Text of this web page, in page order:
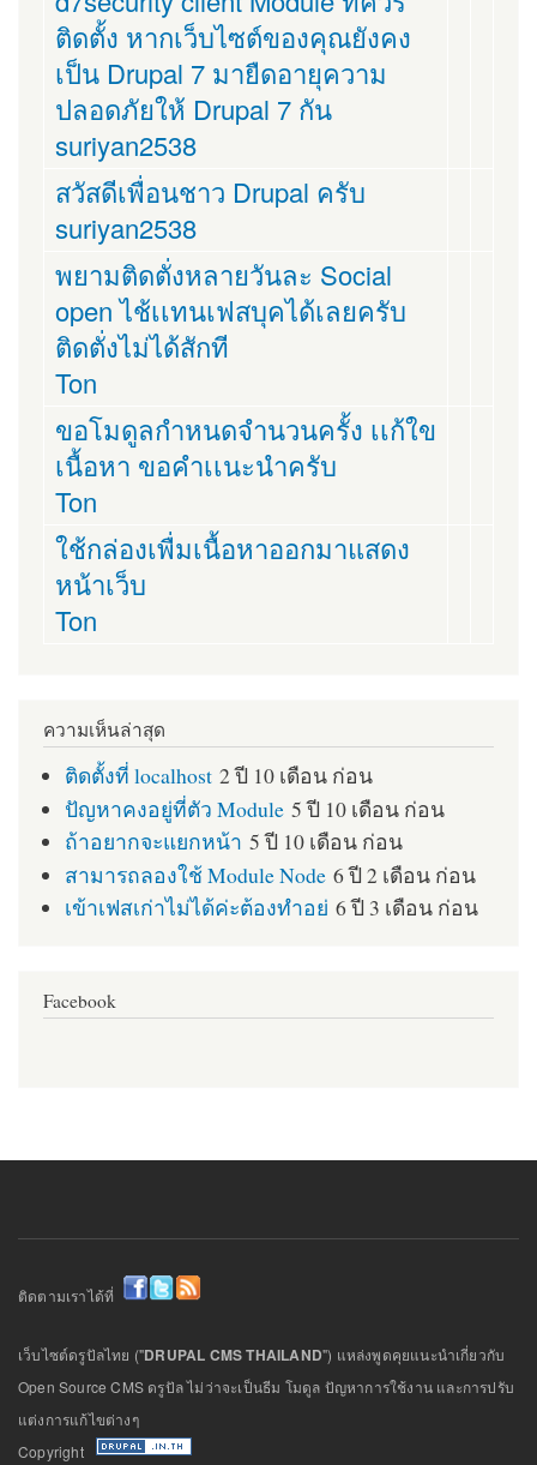
ติดตั้ง หากเว็บไซต์ของคุณยังคง
เป็น Drupal 7 มายืดอายุความ
ปลอดภัยให้ Drupal 7 กัน
suriyan2538
สวัสดีเพื่อนชาว Drupal ครับ
suriyan2538
พยามติดตั่งหลายวันละ Social
open ไช้เเทนเฟสบุคได้เลยครับ
ติดตั่งไม่ได้สักที
Ton
ขอโมดูลกำหนดจำนวนครั้ง เเก้ใข
เนื้อหา ขอคำเเนะนำครับ
Ton
ใช้กล่องเพื่มเนื้อหาออกมาแสดง
หน้าเว็บ
Ton
ความเห็นล่าสุด
ติดตั้งที่ localhost 2 ปี 10 เดือน ก่อน
ปัญหาคงอยู่ที่ตัว Module 5 ปี 10 เดือน ก่อน
ถ้าอยากจะแยกหน้า 5 ปี 10 เดือน ก่อน
สามารถลองใช้ Module Node 6 ปี 2 เดือน ก่อน
เข้าเฟสเก่าไม่ได้ค่ะต้องทำอย่ 6 ปี 3 เดือน ก่อน
Facebook
ติดตามเราได้ที่
เว็บไซต์ดรูปัลไทย ("DRUPAL CMS THAILAND") แหล่งพูดคุยแนะนำเกี่ยวกับ
Open Source CMS ดรูปัล ไม่ว่าจะเป็นธีม โมดูล ปัญหาการใช้งาน และการปรับ
แต่งการแก้ไขต่างๆ
Copyright